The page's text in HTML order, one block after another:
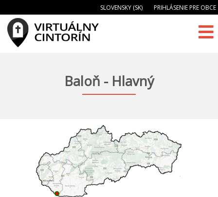
SLOVENSKY (SK) PRIHLÁSENIE PRE OBCE
Baloň - Hlavný